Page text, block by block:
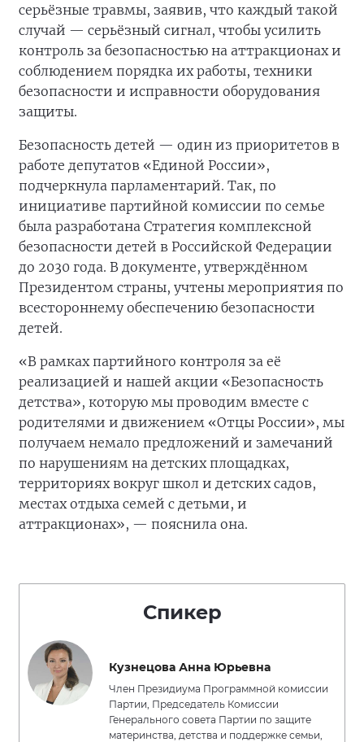
серьёзные травмы, заявив, что каждый такой
случай — серьёзный сигнал, чтобы усилить
контроль за безопасностью на аттракционах и
соблюдением порядка их работы, техники
безопасности и исправности оборудования
защиты.
Безопасность детей — один из приоритетов в
работе депутатов «Единой России»,
подчеркнула парламентарий. Так, по
инициативе партийной комиссии по семье
была разработана Стратегия комплексной
безопасности детей в Российской Федерации
до 2030 года. В документе, утверждённом
Президентом страны, учтены мероприятия по
всестороннему обеспечению безопасности
детей.
«В рамках партийного контроля за её
реализацией и нашей акции «Безопасность
детства», которую мы проводим вместе с
родителями и движением «Отцы России», мы
получаем немало предложений и замечаний
по нарушениям на детских площадках,
территориях вокруг школ и детских садов,
местах отдыха семей с детьми, и
аттракционах», — пояснила она.
Спикер
Кузнецова Анна Юрьевна
Член Президиума Программной комиссии
Партии, Председатель Комиссии
Генерального совета Партии по защите
материнства, детства и поддержке семьи,